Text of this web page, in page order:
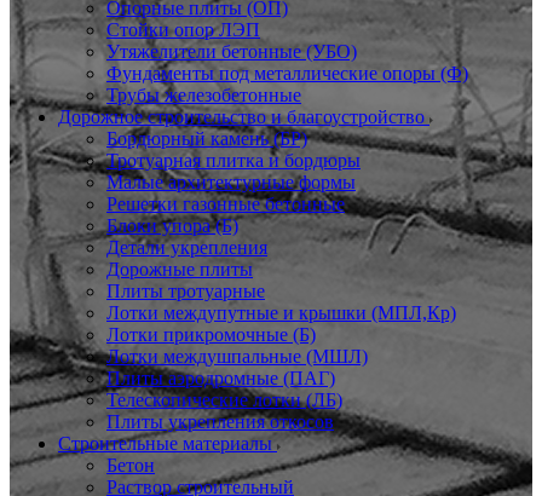
Опорные плиты (ОП)
Стойки опор ЛЭП
Утяжелители бетонные (УБО)
Фундаменты под металлические опоры (Ф)
Трубы железобетонные
Дорожное строительство и благоустройство
Бордюрный камень (БР)
Тротуарная плитка и бордюры
Малые архитектурные формы
Решетки газонные бетонные
Блоки упора (Б)
Детали укрепления
Дорожные плиты
Плиты тротуарные
Лотки междупутные и крышки (МПЛ,Кр)
Лотки прикромочные (Б)
Лотки междушпальные (МШЛ)
Плиты аэродромные (ПАГ)
Телескопические лотки (ЛБ)
Плиты укрепления откосов
Строительные материалы
Бетон
Раствор строительный